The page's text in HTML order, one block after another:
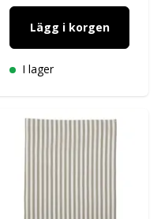
Lägg i korgen
I lager